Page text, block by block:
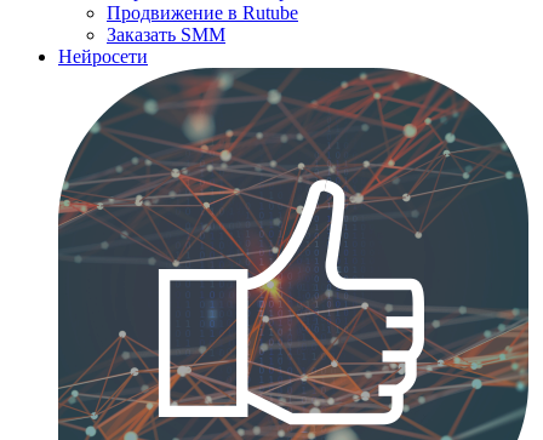
Продвижение в Rutube
Заказать SMM
Нейросети